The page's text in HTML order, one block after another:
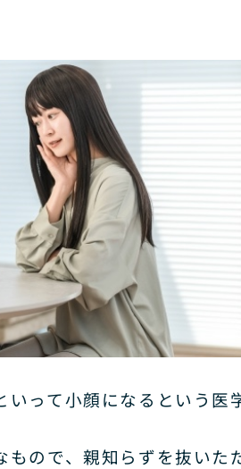
って小顔になるという医
ので、親知らずを抜いた